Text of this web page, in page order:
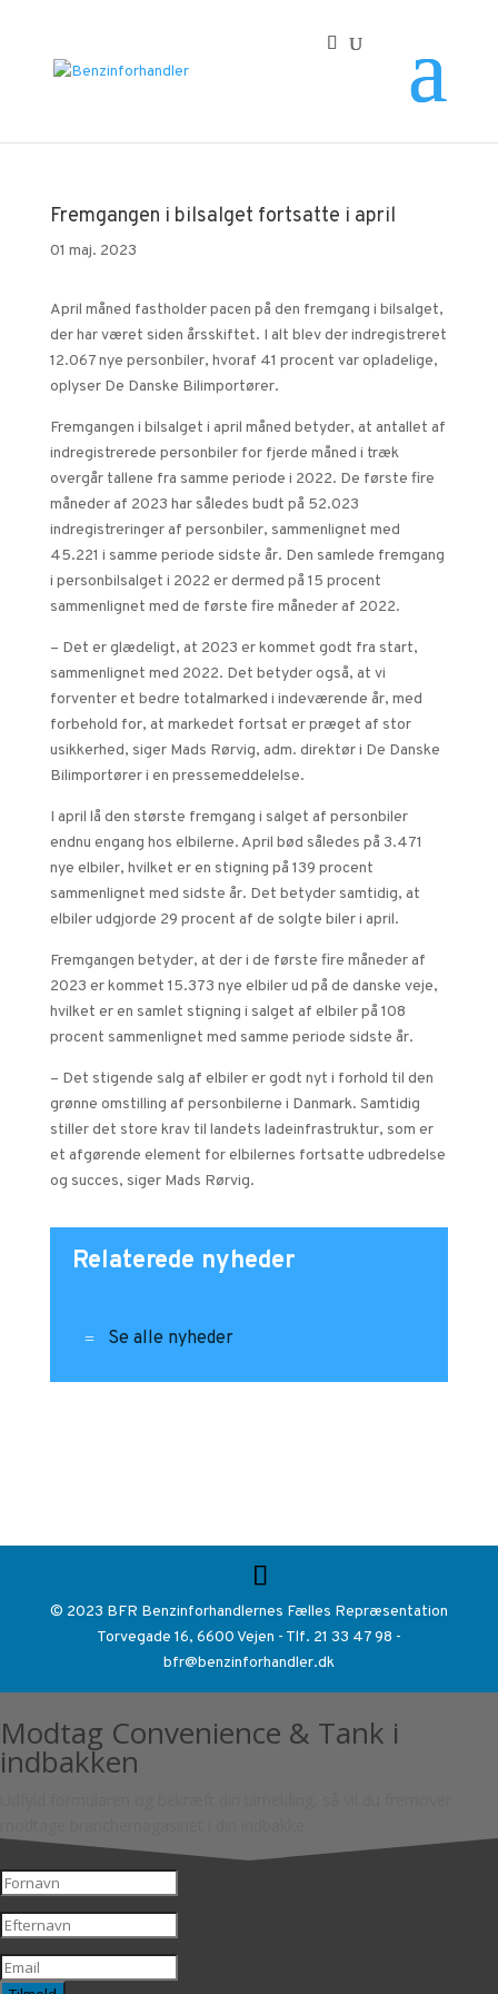
Fremgangen i bilsalget fortsatte i april
01 maj. 2023
April måned fastholder pacen på den fremgang i bilsalget,
der har været siden årsskiftet. I alt blev der indregistreret
12.067 nye personbiler, hvoraf 41 procent var opladelige,
oplyser De Danske Bilimportører.
Fremgangen i bilsalget i april måned betyder, at antallet af
indregistrerede personbiler for fjerde måned i træk
overgår tallene fra samme periode i 2022. De første fire
måneder af 2023 har således budt på 52.023
indregistreringer af personbiler, sammenlignet med
45.221 i samme periode sidste år. Den samlede fremgang
i personbilsalget i 2022 er dermed på 15 procent
sammenlignet med de første fire måneder af 2022.
– Det er glædeligt, at 2023 er kommet godt fra start,
sammenlignet med 2022. Det betyder også, at vi
forventer et bedre totalmarked i indeværende år, med
forbehold for, at markedet fortsat er præget af stor
usikkerhed, siger Mads Rørvig, adm. direktør i De Danske
Bilimportører i en pressemeddelelse.
I april lå den største fremgang i salget af personbiler
endnu engang hos elbilerne. April bød således på 3.471
nye elbiler, hvilket er en stigning på 139 procent
sammenlignet med sidste år. Det betyder samtidig, at
elbiler udgjorde 29 procent af de solgte biler i april.
Fremgangen betyder, at der i de første fire måneder af
2023 er kommet 15.373 nye elbiler ud på de danske veje,
hvilket er en samlet stigning i salget af elbiler på 108
procent sammenlignet med samme periode sidste år.
– Det stigende salg af elbiler er godt nyt i forhold til den
grønne omstilling af personbilerne i Danmark. Samtidig
stiller det store krav til landets ladeinfrastruktur, som er
et afgørende element for elbilernes fortsatte udbredelse
og succes, siger Mads Rørvig.
Relaterede nyheder
Se alle nyheder
© 2023 BFR Benzinforhandlernes Fælles Repræsentation
Torvegade 16, 6600 Vejen - Tlf. 21 33 47 98 -
bfr@benzinforhandler.dk
Modtag Convenience & Tank i
indbakken